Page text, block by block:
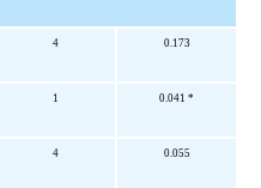
4 0.173
1 0.041 *
4 0.055